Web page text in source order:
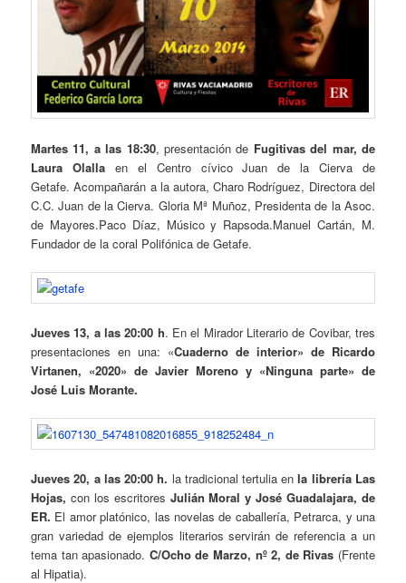
Martes 11, a las 18:30, presentación de Fugitivas del mar, de
Laura Olallaen el Centro cívico Juan de la Cierva de
Getafe. Acompañarán a la autora, Charo Rodríguez, Directora del
C.C. Juan de la Cierva. Gloria Mª Muñoz, Presidenta de la Asoc.
de Mayores.Paco Díaz, Músico y Rapsoda.Manuel Cartán, M.
Fundador de la coral Polifónica de Getafe.
Jueves 13, a las 20:00 h. En el Mirador Literario de Covibar, tres
presentaciones en una: «Cuaderno de interior» de Ricardo
Virtanen, «2020» de Javier Moreno y «Ninguna parte» de
José Luis Morante.
Jueves 20, a las 20:00 h. la tradicional tertulia en la librería Las
Hojas, con los escritores Julián Moral y José Guadalajara, de
ER. El amor platónico, las novelas de caballería, Petrarca, y una
gran variedad de ejemplos literarios servirán de referencia a un
tema tan apasionado. C/Ocho de Marzo, nº 2, de Rivas (Frente
al Hipatia).